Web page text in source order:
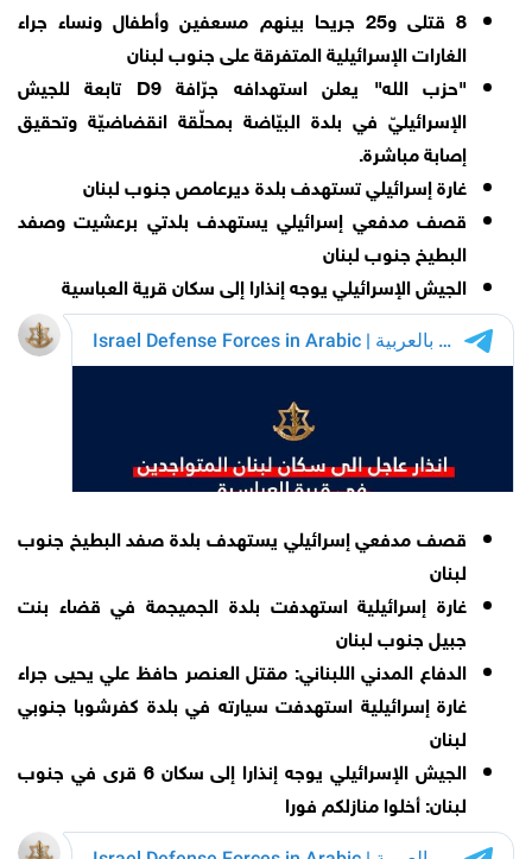
8 قتلى و25 جريحا بينهم مسعفين وأطفال ونساء جراء
الغارات الإسرائيلية المتفرقة على جنوب لبنان
"حزب الله" يعلن استهدافه جرّافة D9 تابعة للجيش
الإسرائيليّ في بلدة البيّاضة بمحلّقة انقضاضيّة وتحقيق
إصابة مباشرة.
غارة إسرائيلي تستهدف بلدة ديرعامص جنوب لبنان
قصف مدفعي إسرائيلي يستهدف بلدتي برعشيت وصفد
البطيخ جنوب لبنان
الجيش الإسرائيلي يوجه إنذارا إلى سكان قرية العباسية
قصف مدفعي إسرائيلي يستهدف بلدة صفد البطيخ جنوب
لبنان
غارة إسرائيلية استهدفت بلدة الجميجمة في قضاء بنت
جبيل جنوب لبنان
الدفاع المدني اللبناني: مقتل العنصر حافظ علي يحيى جراء
غارة إسرائيلية استهدفت سيارته في بلدة كفرشوبا جنوبي
لبنان
الجيش الإسرائيلي يوجه إنذارا إلى سكان 6 قرى في جنوب
لبنان: أخلوا منازلكم فورا